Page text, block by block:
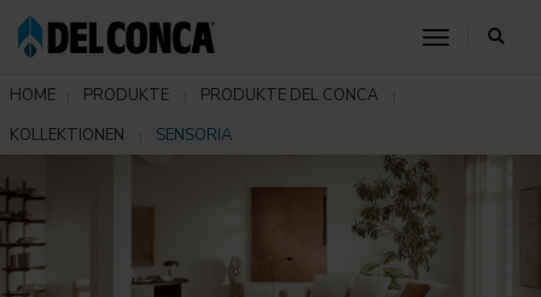
toggle
HOME PRODUKTE
PRODUKTE DEL CONCA
KOLLEKTIONEN
SENSORIA